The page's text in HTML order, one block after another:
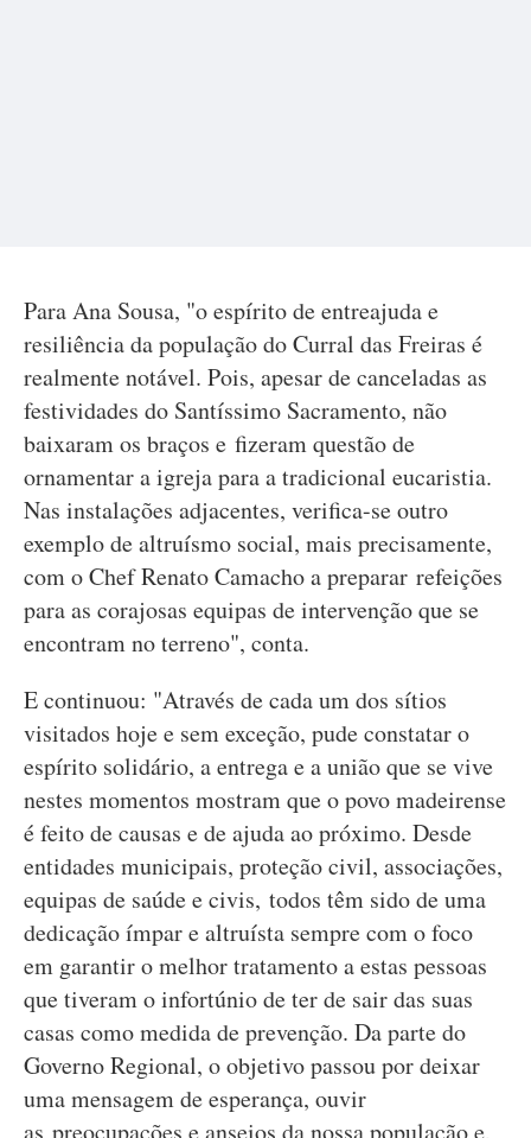
Para Ana Sousa, "o espírito de entreajuda e
resiliência da população do Curral das Freiras é
realmente notável. Pois, apesar de canceladas as
festividades do Santíssimo Sacramento, não
baixaram os braços e fizeram questão de
ornamentar a igreja para a tradicional eucaristia.
Nas instalações adjacentes, verifica-se outro
exemplo de altruísmo social, mais precisamente,
com o Chef Renato Camacho a preparar refeições
para as corajosas equipas de intervenção que se
encontram no terreno", conta.
E continuou: "Através de cada um dos sítios
visitados hoje e sem exceção, pude constatar o
espírito solidário, a entrega e a união que se vive
nestes momentos mostram que o povo madeirense
é feito de causas e de ajuda ao próximo. Desde
entidades municipais, proteção civil, associações,
equipas de saúde e civis, todos têm sido de uma
dedicação ímpar e altruísta sempre com o foco
em garantir o melhor tratamento a estas pessoas
que tiveram o infortúnio de ter de sair das suas
casas como medida de prevenção. Da parte do
Governo Regional, o objetivo passou por deixar
uma mensagem de esperança, ouvir
as preocupações e anseios da nossa população e,